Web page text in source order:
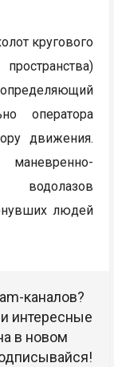
кругового
оператора
движения.
маневренно-
людей
каналов?
интересные
в новом